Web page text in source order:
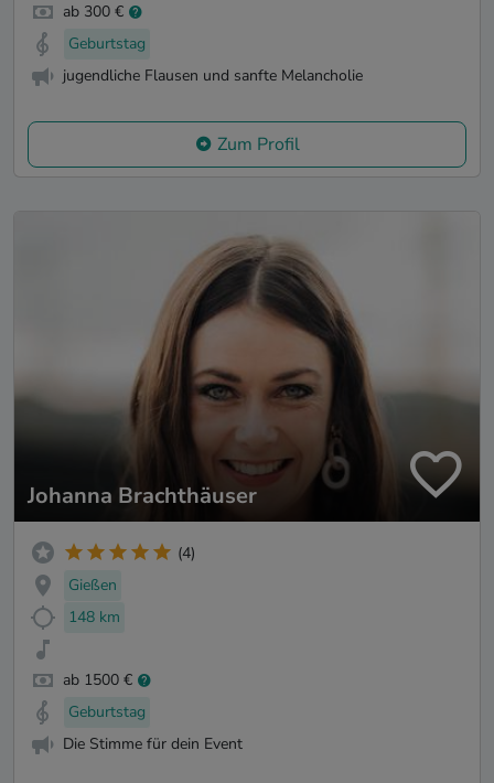
ab 300 €
Geburtstag
jugendliche Flausen und sanfte Melancholie
Zum Profil
Johanna Brachthäuser
(4)
Gießen
148 km
ab 1500 €
Geburtstag
Die Stimme für dein Event